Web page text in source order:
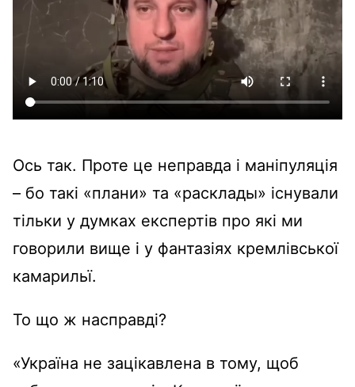
Ось так. Проте це неправда і маніпуляція
– бо такі «плани» та «расклады» існували
тільки у думках експертів про які ми
говорили вище і у фантазіях кремлівської
камарильї.
То що ж насправді?
«Україна не зацікавлена в тому, щоб